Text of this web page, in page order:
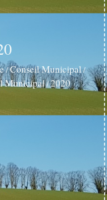
/Conseil Municipal/
Municipal/2020